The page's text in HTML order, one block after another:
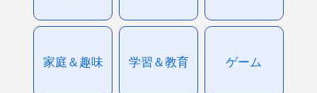
家庭＆趣味 学習＆教育 ゲーム